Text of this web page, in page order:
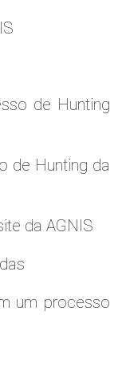
de Hunting
de Hunting da
da AGNIS
um processo